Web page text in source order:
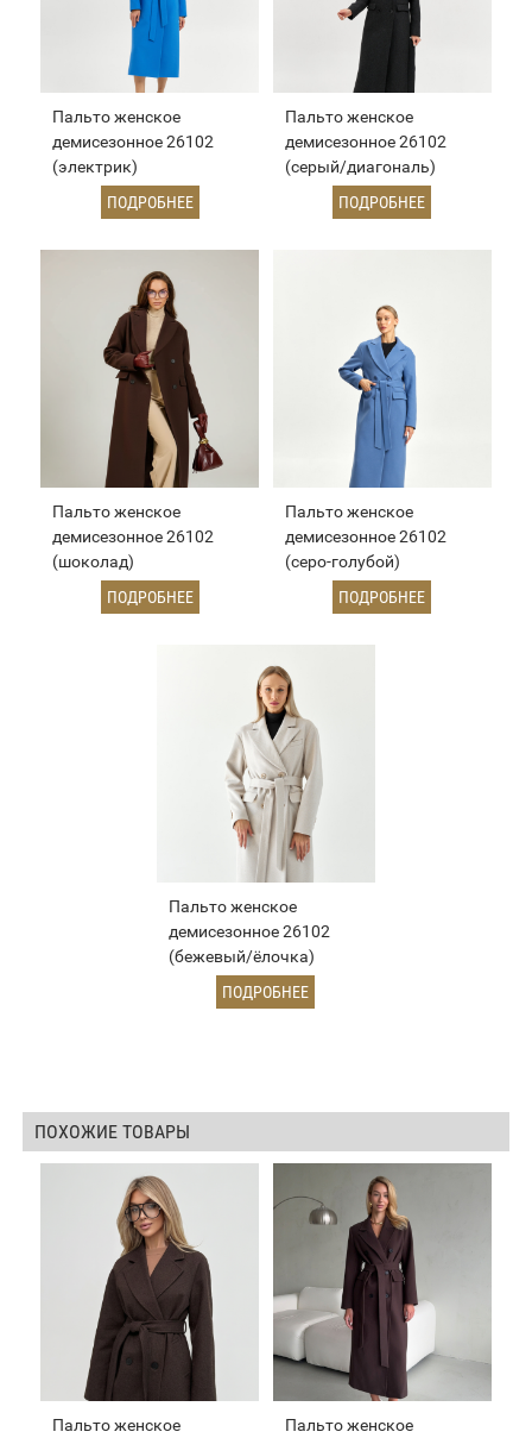
Пальто женское
демисезонное 26102
(электрик)
ПОДРОБНЕЕ
Пальто женское
демисезонное 26102
(серый/диагональ)
ПОДРОБНЕЕ
Пальто женское
демисезонное 26102
(шоколад)
ПОДРОБНЕЕ
Пальто женское
демисезонное 26102
(серо-голубой)
ПОДРОБНЕЕ
Пальто женское
демисезонное 26102
(бежевый/ёлочка)
ПОДРОБНЕЕ
ПОХОЖИЕ ТОВАРЫ
Пальто женское
Пальто женское